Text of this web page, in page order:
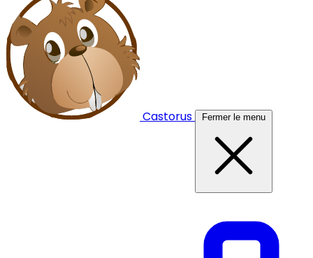
Castorus Fermer le menu